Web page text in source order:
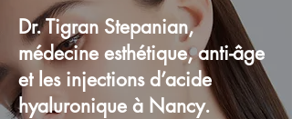
Dr. Tigran Stepanian,
médecine esthétique, anti-âge
et les injections d’acide
hyaluronique à Nancy.